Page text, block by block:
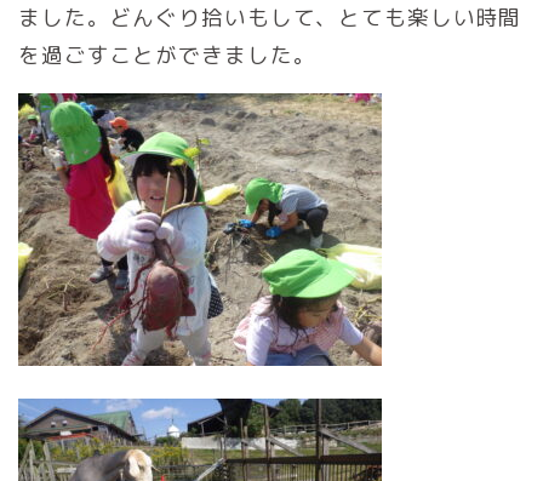
ました。どんぐり拾いもして、とても楽しい時間
を過ごすことができました。